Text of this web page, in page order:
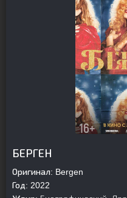
БЕРГЕН
Оригинал: Bergen
Год: 2022